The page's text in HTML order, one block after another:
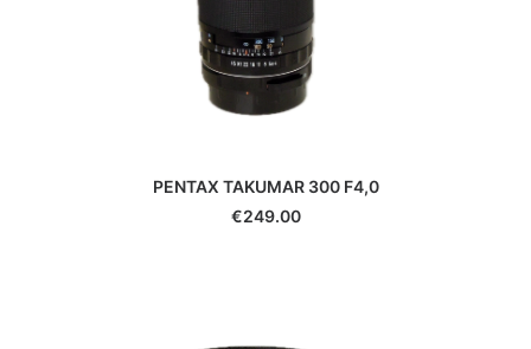
PENTAX TAKUMAR 300 F4,0
€249.00